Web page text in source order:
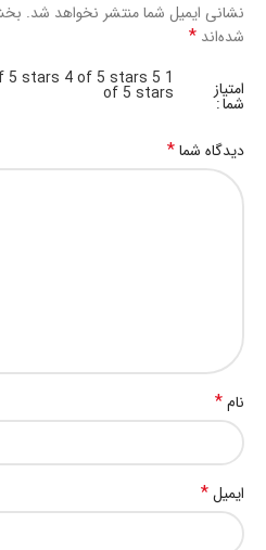
نشانی ایمیل شما منتشر نخواهد شد.
شده‌اند *
امتیاز
شما
1 of 5 stars
5 stars 4 of 5 stars 5
of 5 stars
دیدگاه شما*
نام*
ایمیل*